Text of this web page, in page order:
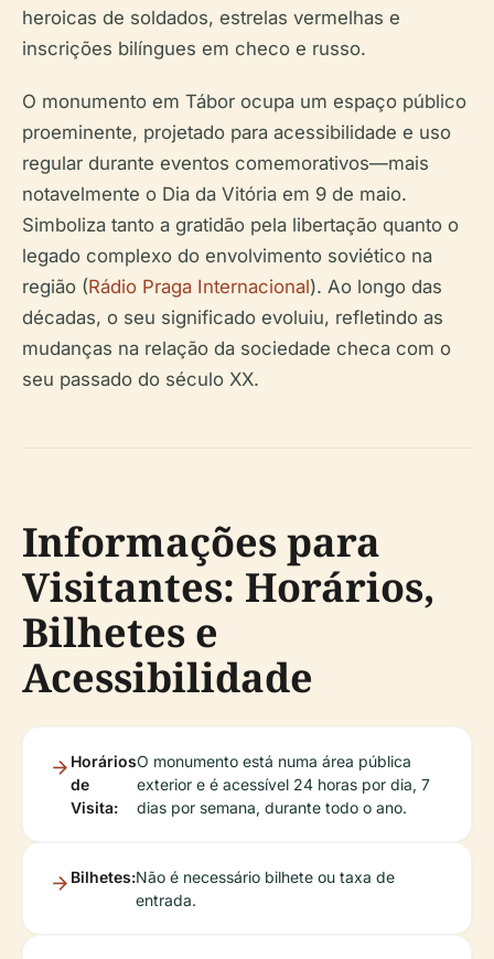
heroicas de soldados, estrelas vermelhas e
inscrições bilíngues em checo e russo.
O monumento em Tábor ocupa um espaço público
proeminente, projetado para acessibilidade e uso
regular durante eventos comemorativos—mais
notavelmente o Dia da Vitória em 9 de maio.
Simboliza tanto a gratidão pela libertação quanto o
legado complexo do envolvimento soviético na
região (Rádio Praga Internacional). Ao longo das
décadas, o seu significado evoluiu, refletindo as
mudanças na relação da sociedade checa com o
seu passado do século XX.
Informações para
Visitantes: Horários,
Bilhetes e
Acessibilidade
Horários
de
Visita:
O monumento está numa área pública
exterior e é acessível 24 horas por dia, 7
dias por semana, durante todo o ano.
Bilhetes:Não é necessário bilhete ou taxa de
entrada.